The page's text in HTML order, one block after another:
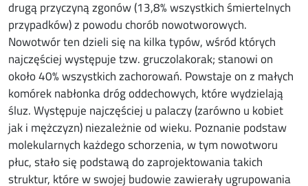
drugą przyczyną zgonów (13,8% wszystkich śmiertelnych
przypadków) z powodu chorób nowotworowych.
Nowotwór ten dzieli się na kilka typów, wśród których
najczęściej występuje tzw. gruczolakorak; stanowi on
około 40% wszystkich zachorowań. Powstaje on z małych
komórek nabłonka dróg oddechowych, które wydzielają
śluz. Występuje najczęściej u palaczy (zarówno u kobiet
jak i mężczyzn) niezależnie od wieku. Poznanie podstaw
molekularnych każdego schorzenia, w tym nowotworu
płuc, stało się podstawą do zaprojektowania takich
struktur, które w swojej budowie zawierały ugrupowania